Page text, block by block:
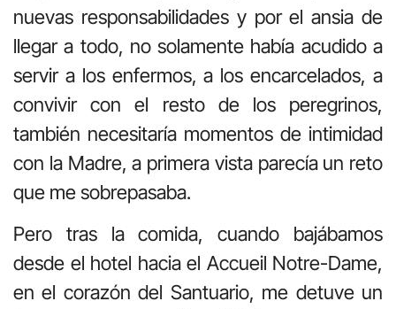
nuevas responsabilidades y por el ansia de
llegar a todo, no solamente había acudido a
servir a los enfermos, a los encarcelados, a
convivir con el resto de los peregrinos,
también necesitaría momentos de intimidad
con la Madre, a primera vista parecía un reto
que me sobrepasaba.
Pero tras la comida, cuando bajábamos
desde el hotel hacia el Accueil Notre-Dame,
en el corazón del Santuario, me detuve un